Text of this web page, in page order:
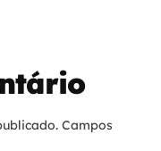
Campos